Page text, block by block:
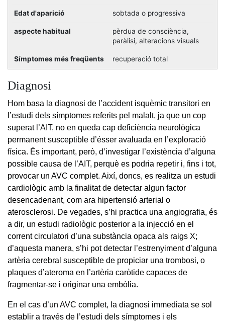
sobtada o progressiva
pèrdua de consciència,
paràlisi, alteracions visuals
recuperació total
Diagnosi
Hom basa la diagnosi de l’accident isquèmic transitori en
l’estudi dels símptomes referits pel malalt, ja que un cop
superat l’AIT, no en queda cap deficiència neurològica
permanent susceptible d’ésser avaluada en l’exploració
física. És important, però, d’investigar l’existència d’alguna
possible causa de l’AIT, perquè es podria repetir i, fins i tot,
provocar un AVC complet. Així, doncs, es realitza un estudi
cardiològic amb la finalitat de detectar algun factor
desencadenant, com ara hipertensió arterial o
aterosclerosi. De vegades, s’hi practica una angiografia, és
a dir, un estudi radiològic posterior a la injecció en el
corrent circulatori d’una substància opaca als raigs X;
d’aquesta manera, s’hi pot detectar l’estrenyiment d’alguna
artèria cerebral susceptible de propiciar una trombosi, o
plaques d’ateroma en l’artèria caròtide capaces de
fragmentar-se i originar una embòlia.
En el cas d’un AVC complet, la diagnosi immediata se sol
establir a través de l’estudi dels símptomes i els